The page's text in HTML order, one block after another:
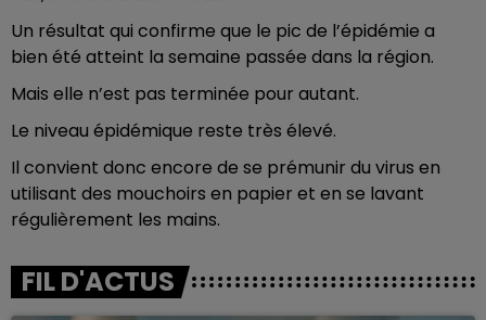
Un résultat qui confirme que le pic de l’épidémie a
bien été atteint la semaine passée dans la région.
Mais elle n’est pas terminée pour autant.
Le niveau épidémique reste très élevé.
Il convient donc encore de se prémunir du virus en
utilisant des mouchoirs en papier et en se lavant
régulièrement les mains.
FIL D'ACTUS